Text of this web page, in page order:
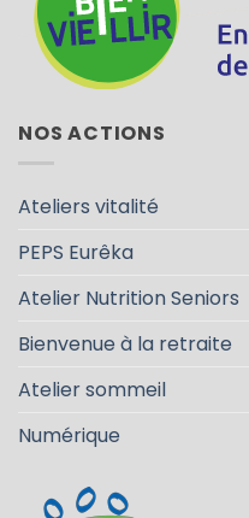
NOS ACTIONS
Ateliers vitalité
PEPS Eurêka
Atelier Nutrition Seniors
Bienvenue à la retraite
Atelier sommeil
Numérique